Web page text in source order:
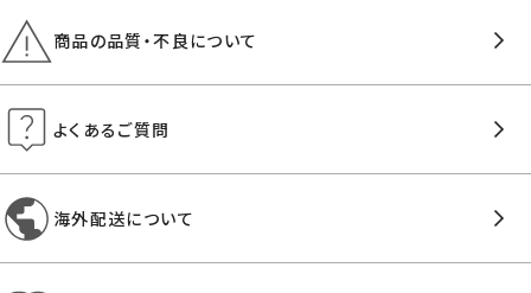
商品の品質・不良について
よくあるご質問
海外配送について